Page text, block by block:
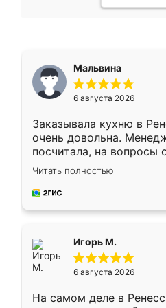
Мальвина
6 августа 2026
Заказывала кухню в
очень довольна.
посчитала, на вопросы
Замерщик приехал в
делу со всей
за день, ребята
Читать полностью
Игорь М.
6 августа 2026
На самом деле в